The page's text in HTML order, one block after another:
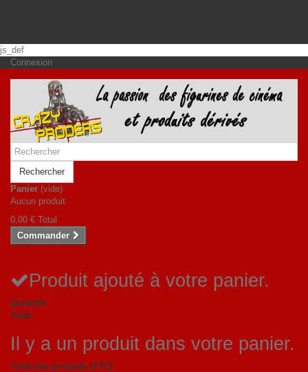
js_def
Connexion
Rechercher
Panier (vide)
Aucun produit
0,00 € Total
Commander
Produit ajouté à votre panier.
Quantité
Total
Il y a un produit dans votre panier.
Total des produits (TTC)